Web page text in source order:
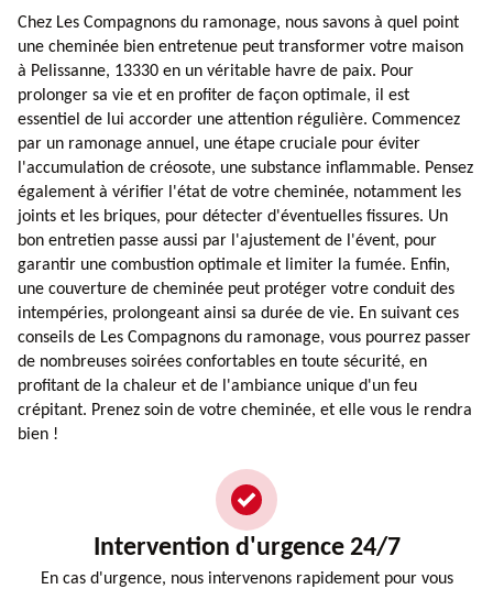
Chez Les Compagnons du ramonage, nous savons à quel point
une cheminée bien entretenue peut transformer votre maison
à Pelissanne, 13330 en un véritable havre de paix. Pour
prolonger sa vie et en profiter de façon optimale, il est
essentiel de lui accorder une attention régulière. Commencez
par un ramonage annuel, une étape cruciale pour éviter
l'accumulation de créosote, une substance inflammable. Pensez
également à vérifier l'état de votre cheminée, notamment les
joints et les briques, pour détecter d'éventuelles fissures. Un
bon entretien passe aussi par l'ajustement de l'évent, pour
garantir une combustion optimale et limiter la fumée. Enfin,
une couverture de cheminée peut protéger votre conduit des
intempéries, prolongeant ainsi sa durée de vie. En suivant ces
conseils de Les Compagnons du ramonage, vous pourrez passer
de nombreuses soirées confortables en toute sécurité, en
profitant de la chaleur et de l'ambiance unique d'un feu
crépitant. Prenez soin de votre cheminée, et elle vous le rendra
bien !
Intervention d'urgence 24/7
En cas d'urgence, nous intervenons rapidement pour vous